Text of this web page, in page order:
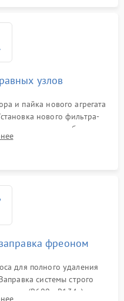
узлов
и пайка нового агрегата
нового фильтра-
вентиляторов обдува,
дверных петель.
фреоном
для полного удаления
системы строго
(R600a, R134a) по